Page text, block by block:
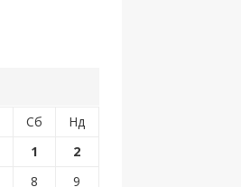
Сб
Нд
1
2
8
9